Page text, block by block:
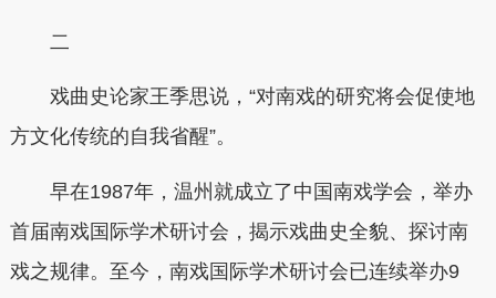
二
戏曲史论家王季思说，“对南戏的研究将会促使地
方文化传统的自我省醒”。
早在1987年，温州就成立了中国南戏学会，举办
首届南戏国际学术研讨会，揭示戏曲史全貌、探讨南
戏之规律。至今，南戏国际学术研讨会已连续举办9